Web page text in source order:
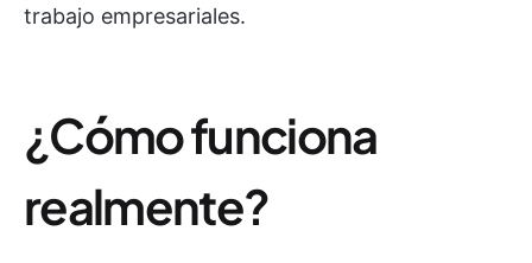
trabajo empresariales.
¿Cómo funciona
realmente?